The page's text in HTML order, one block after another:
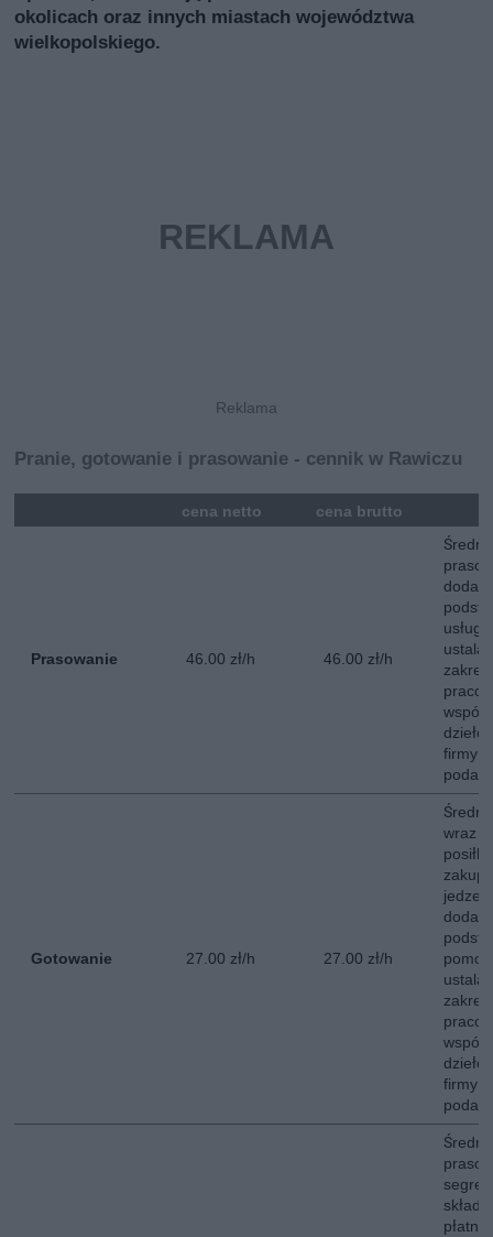
okolicach oraz innych miastach województwa
wielkopolskiego.
Pranie, gotowanie i prasowanie - cennik w Rawiczu
cena netto cena brutto
Prasowanie 46.00 zł/h 46.00 zł/h
usług
firmy
Gotowanie 27.00 zł/h 27.00 zł/h
wraz z
firmy